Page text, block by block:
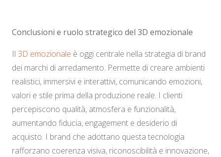
Conclusioni e ruolo strategico del 3D emozionale
Il 3D emozionale è oggi centrale nella strategia di brand
dei marchi di arredamento. Permette di creare ambienti
realistici, immersivi e interattivi, comunicando emozioni,
valori e stile prima della produzione reale. I clienti
percepiscono qualità, atmosfera e funzionalità,
aumentando fiducia, engagement e desiderio di
acquisto. I brand che adottano questa tecnologia
rafforzano coerenza visiva, riconoscibilità e innovazione,